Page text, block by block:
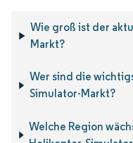
Wie groß ist der
Markt?
Wer sind die
Simulator-Markt?
Welche Region